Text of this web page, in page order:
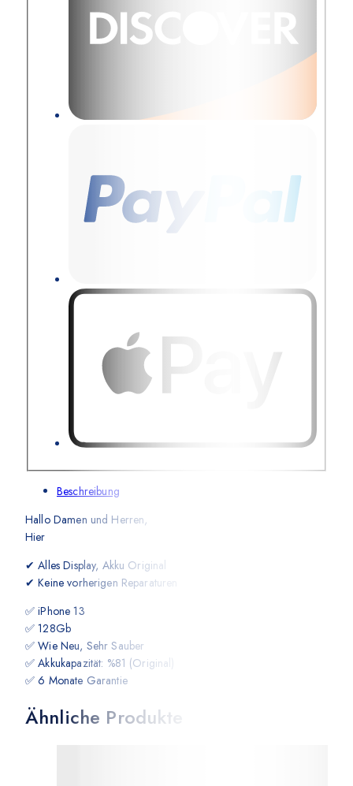
Beschreibung
Hallo Damen und Herren,
Hier
✔ Alles Display, Akku Original
✔ Keine vorherigen Reparaturen
✅ iPhone 13
✅ 128Gb
✅ Wie Neu, Sehr Sauber
✅ Akkukapazität: %81 (Original)
✅ 6 Monate Garantie
Ähnliche Produkte